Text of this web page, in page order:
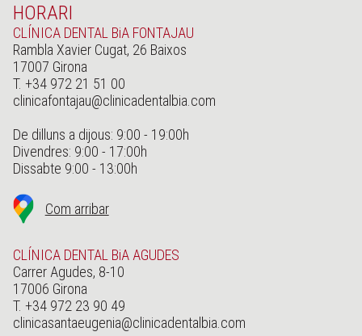
HORARI
CLÍNICA DENTAL BiA FONTAJAU
Rambla Xavier Cugat, 26 Baixos
17007 Girona
T. +34 972 21 51 00
clinicafontajau@clinicadentalbia.com
De dilluns a dijous: 9:00 - 19:00h
Divendres: 9:00 - 17:00h
Dissabte 9:00 - 13:00h
Com arribar
CLÍNICA DENTAL BiA AGUDES
Carrer Agudes, 8-10
17006 Girona
T. +34 972 23 90 49
clinicasantaeugenia@clinicadentalbia.com